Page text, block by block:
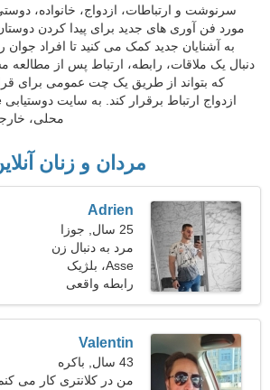
سرنوشت و ارتباطات، ازدواج، خانواده،
مورد فن آوری های جدید برای پیدا کردن
به آشنایان جدید کمک می کنید تا افراد جوان
دنبال یک ملاقات، رابطه، ارتباط پس از
که بتواند از طریق یک چت عمومی برای
محلی،
مردان و زنان
Adrien
25 سال, جوزا
مرد به دنبال زن
Asse، بلژیک
رابطه واقعی
Valentin
43 سال, باکره
من در کلانتری کار می